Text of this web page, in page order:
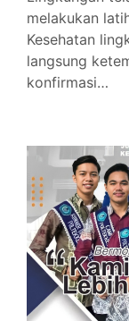
melakukan
Kesehatan
langsung
konfirmasi…